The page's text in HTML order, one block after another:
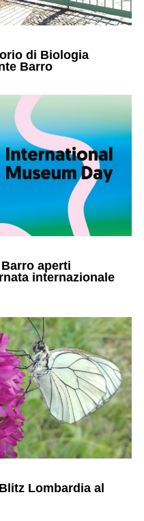
di Biologia
Barro
aperti
internazionale
Lombardia al